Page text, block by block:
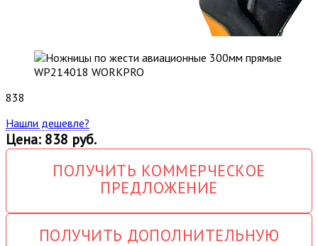
838
Нашли дешевле?
Цена: 838 руб.
ПОЛУЧИТЬ КОММЕРЧЕСКОЕ
ПРЕДЛОЖЕНИЕ
ПОЛУЧИТЬ ДОПОЛНИТЕЛЬНУЮ